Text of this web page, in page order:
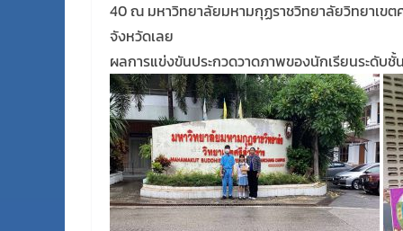
40 ณ มหาวิทยาลัยมหามกุฏราชวิทยาลัยวิทยาเขต
จังหวัดเลย
ผลการแข่งขันประกวดวาดภาพของนักเรียนระดับชั้